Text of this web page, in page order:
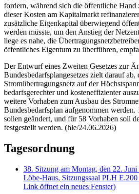
fordern, während sich die öffentliche Hand
dieser Kosten am Kapitalmarkt
zusätzliche Eigenkapital überwiegend
werden müsste, um den Anstieg der
liege es nahe, die
öffentliches Eigentum zu überführen,
Der Entwurf eines Zweiten Gesetzes zur
Bundesbedarfsplangesetzes zielt darauf ab,
Stromübertragungsnetz auf der
bedarfsgerechter und kosteneffizienter
weitere Vorhaben zum Ausbau des
Bundesbedarfsplan aufgenommen werden.
sollen geändert, und für 58 Vorhaben soll
festgestellt werden. (hle/24.06.2026)
Tagesordnung
38. Sitzung am Montag, den 22.
Löbe-Haus, Sitzungssaal PLH
Link öffnet ein neues Fenster)